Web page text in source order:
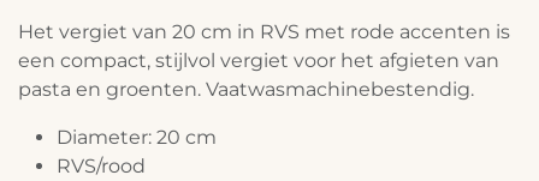
Het vergiet van 20 cm in RVS met rode accenten is
een compact, stijlvol vergiet voor het afgieten van
pasta en groenten. Vaatwasmachinebestendig.
Diameter: 20 cm
RVS/rood